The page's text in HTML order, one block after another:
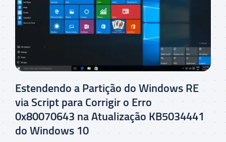
Estendendo a Partição do Windows RE
via Script para Corrigir o Erro
0x80070643 na Atualização KB5034441
do Windows 10